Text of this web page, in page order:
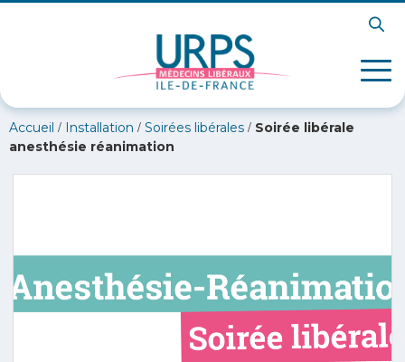
Accueil / Installation / Soirées libérales / Soirée libérale
anesthésie réanimation